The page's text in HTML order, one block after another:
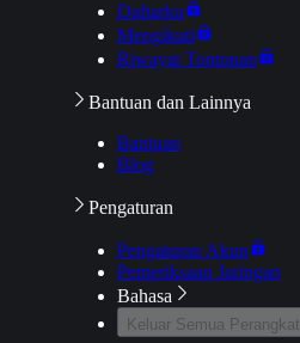
Daftarku
Mengikuti
Riwayat Tontonan
Bantuan dan Lainnya
Bantuan
Blog
Pengaturan
Pengaturan Akun
Pemeriksaan Jaringan
Bahasa
Keluar Semua Perangkat